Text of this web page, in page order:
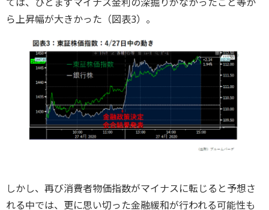
ら上昇幅が大きかった（図表3）。
しかし、再び消費者物価指数がマイナスに転じると予想さ
れる中では、更に思い切った金融緩和が行われる可能性も